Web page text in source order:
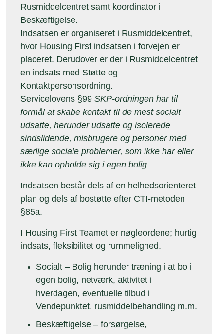
Rusmiddelcentret samt koordinator i
Beskæftigelse.
Indsatsen er organiseret i Rusmiddelcentret,
hvor Housing First indsatsen i forvejen er
placeret. Derudover er der i Rusmiddelcentret
en indsats med Støtte og
Kontaktpersonsordning.
Servicelovens §99 SKP-ordningen har til
formål at skabe kontakt til de mest socialt
udsatte, herunder udsatte og isolerede
sindslidende, misbrugere og personer med
særlige sociale problemer, som ikke har eller
ikke kan opholde sig i egen bolig.
Indsatsen består dels af en helhedsorienteret
plan og dels af bostøtte efter CTI-metoden
§85a.
I Housing First Teamet er nøgleordene; hurtig
indsats, fleksibilitet og rummelighed.
Socialt – Bolig herunder træning i at bo i
egen bolig, netværk, aktivitet i
hverdagen, eventuelle tilbud i
Vendepunktet, rusmiddelbehandling m.m.
Beskæftigelse – forsørgelse,